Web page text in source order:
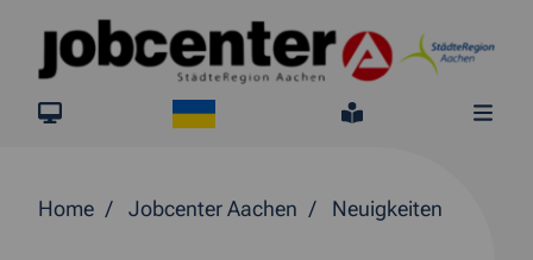
Springe direkt zum Inhalt
jobcenter.digital
Leichte
Home Jobcenter Aachen Neuigkeiten